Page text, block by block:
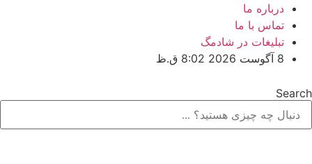
پرش
محتوا
درباره ما
تماس با ما
تبلیغات در شادمگ
8 آگوست 2026 8:02 ق.ظ
Search